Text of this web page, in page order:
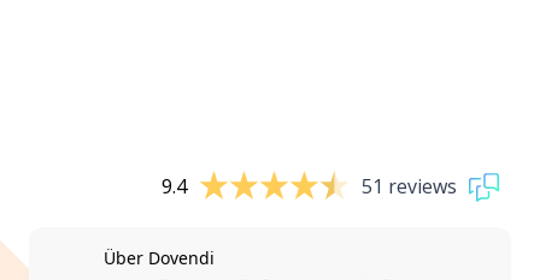
9.4 51 reviews
Über Dovendi